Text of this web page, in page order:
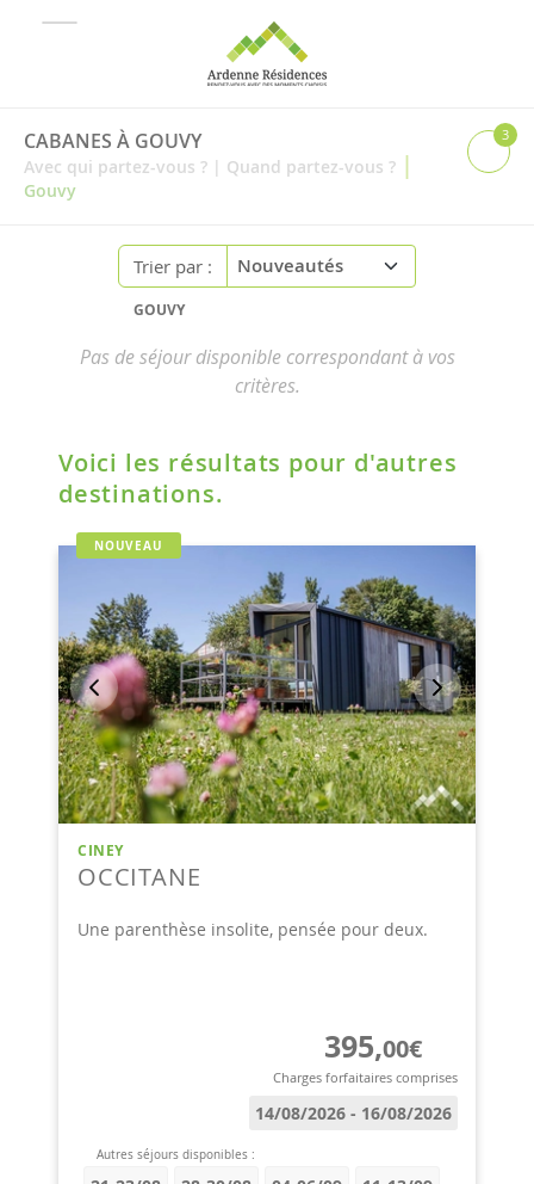
CABANES À GOUVY
Avec qui partez-vous ? | Quand partez-vous ? |
Gouvy
3
Trier par :
GOUVY
Pas de séjour disponible correspondant à vos
critères.
Voici les résultats pour d'autres
destinations.